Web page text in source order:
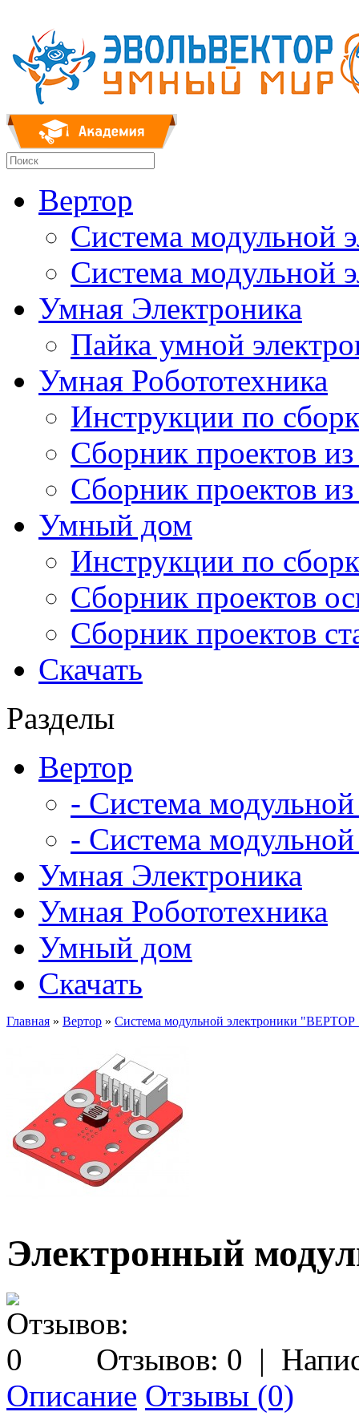
Вертор
Система модульной
Система модульной
Умная Электроника
Пайка умной
Умная Робототехника
Инструкции по
Сборник проектов
Сборник проектов
Умный дом
Инструкции по
Сборник проектов
Сборник проектов
Скачать
Разделы
Вертор
- Система
- Система
Умная Электроника
Умная Робототехника
Умный дом
Скачать
Главная » Вертор » Система модульной электроники "ВЕРТОР
Электронный
Отзывов: 0 |
Описание Отзывы (0)